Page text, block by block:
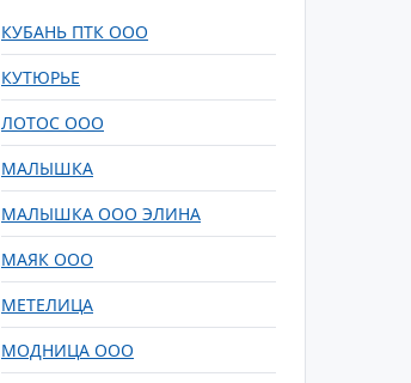
КУБАНЬ ПТК ООО
КУТЮРЬЕ
ЛОТОС ООО
МАЛЫШКА
МАЛЫШКА ООО ЭЛИНА
МАЯК ООО
МЕТЕЛИЦА
МОДНИЦА ООО